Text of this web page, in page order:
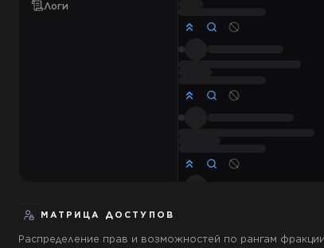
Логи
МАТРИЦА ДОСТУПОВ
Распределение прав и возможностей по рангам